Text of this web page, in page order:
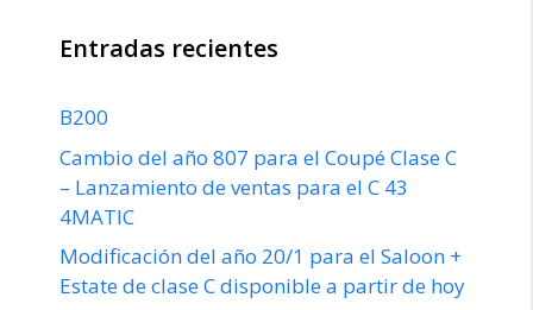
Entradas recientes
B200
Cambio del año 807 para el Coupé Clase C
– Lanzamiento de ventas para el C 43
4MATIC
Modificación del año 20/1 para el Saloon +
Estate de clase C disponible a partir de hoy